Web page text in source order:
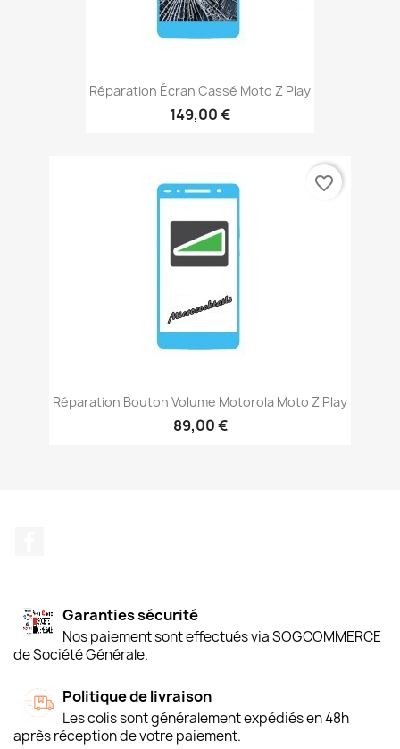
Réparation Écran Cassé Moto Z Play
149,00 €
Réparation Bouton Volume Motorola Moto Z Play
89,00 €
favorite_border
Garanties sécurité
Nos paiement sont effectués via SOGCOMMERCE
de Société Générale.
Politique de livraison
Les colis sont généralement expédiés en 48h
après réception de votre paiement.